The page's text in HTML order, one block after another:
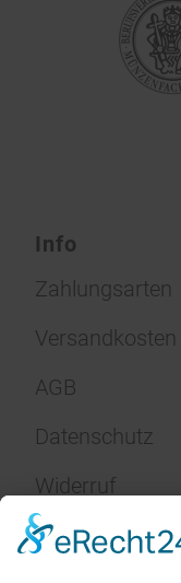
Info
Zahlungsarten
Versandkosten
AGB
Datenschutz
Widerruf
Impressum